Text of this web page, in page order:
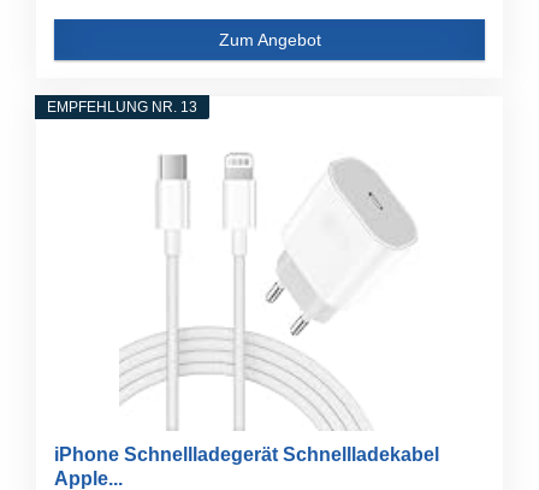
Zum Angebot
EMPFEHLUNG NR. 13
iPhone Schnellladegerät Schnellladekabel
Apple...